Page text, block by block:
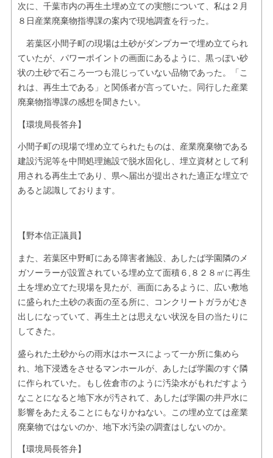
次に、千葉市内の再生土埋め立ての実態について、私は２月
８日産業廃棄物指導課の案内で現地調査を行った。
若葉区小間子町の現場は土砂がダンプカーで埋め立てられ
ていたが、パワーポイントの画面にあるように、黒っぽい砂
状の土砂で石ころ一つも混じっていない品物であった。「こ
れは、再生土である」と関係者が言っていた。同行した産業
廃棄物指導課の感想を聞きたい。
【環境局長答弁】
小間子町の現場で埋め立てられたものは、産業廃棄物である
建設汚泥等を中間処理施設で脱水固化し、埋立資材として利
用される再生土であり、県へ届出が提出された適正な埋立で
あると認識しております。
【野本信正議員】
また、若葉区中野町にある障害者施設、あしたば学園隣のメ
ガソーラーが設置されている埋め立て面積６,８２８㎡に再生
土を埋め立てた現場を見たが、画面にあるように、広い敷地
に盛られた土砂の表面の至る所に、コンクリートガラがむき
出しになっていて、再生土とは思えない状況を目の当たりに
してきた。
盛られた土砂からの雨水はホースによって一か所に集めら
れ、地下浸透をさせるマンホールが、あしたば学園のすぐ隣
に作られていた。もし佐倉市のように汚染水がもれだすよう
なことになると地下水が汚されて、あしたば学園の井戸水に
影響をあたえることにもなりかねない。この埋め立ては産業
廃棄物ではないのか、地下水汚染の調査はしないのか。
【環境局長答弁】